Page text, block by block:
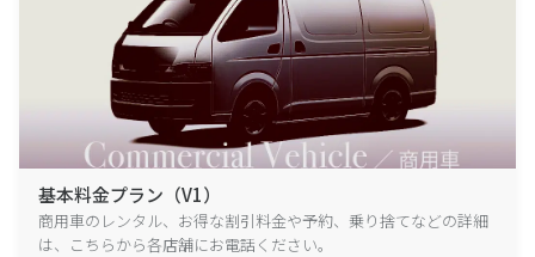
基本料金プラン（V1）
商用車のレンタル、お得な割引料金や予約、乗り捨てなどの詳細
は、こちらから各店舗にお電話ください。